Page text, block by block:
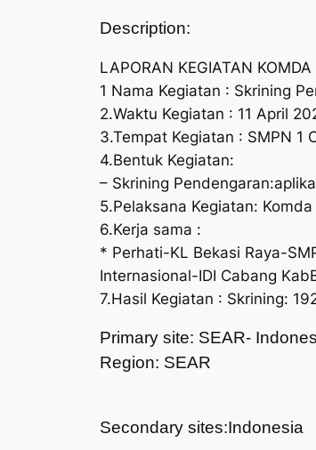
Description:
LAPORAN KEGIATAN
1 Nama Kegiatan : Skrining
2.Waktu Kegiatan : 11 April
3.Tempat Kegiatan : SMPN 1
4.Bentuk Kegiatan:
– Skrining
5.Pelaksana Kegiatan:
6.Kerja sama :
* Perhati-KL Bekasi Raya-
Internasional-IDI Cabang
7.Hasil Kegiatan : Skrining:
Primary site: SEAR-
Region: SEAR
Secondary sites:Indonesia